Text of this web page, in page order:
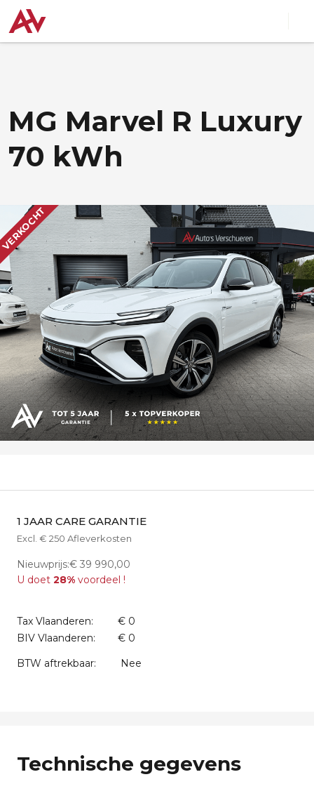
MG Marvel R Luxury
70 kWh
VERKOCHT
1 JAAR CARE GARANTIE
Excl. € 250 Afleverkosten
Nieuwprijs:€ 39 990,00
U doet 28% voordeel !
Tax Vlaanderen:
€ 0
BIV Vlaanderen:
€ 0
BTW aftrekbaar:
Nee
Technische gegevens